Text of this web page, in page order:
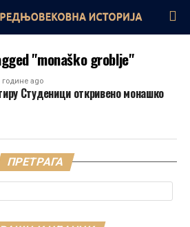
"monaško groblje"
године ago
Студеници откривено монашко
ПРЕТРАГА